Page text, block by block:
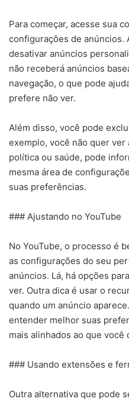
Para começar, acesse sua
configurações de anúncios.
desativar anúncios
não receberá anúncios
navegação, o que pode
prefere não ver.
Além disso, você pode
exemplo, você não quer
política ou saúde, pode
mesma área de
suas preferências.
### Ajustando no YouTube
No YouTube, o processo é
as configurações do seu
anúncios. Lá, há opções
ver. Outra dica é usar o
quando um anúncio
entender melhor suas
mais alinhados ao que você
### Usando extensões e
Outra alternativa que pode